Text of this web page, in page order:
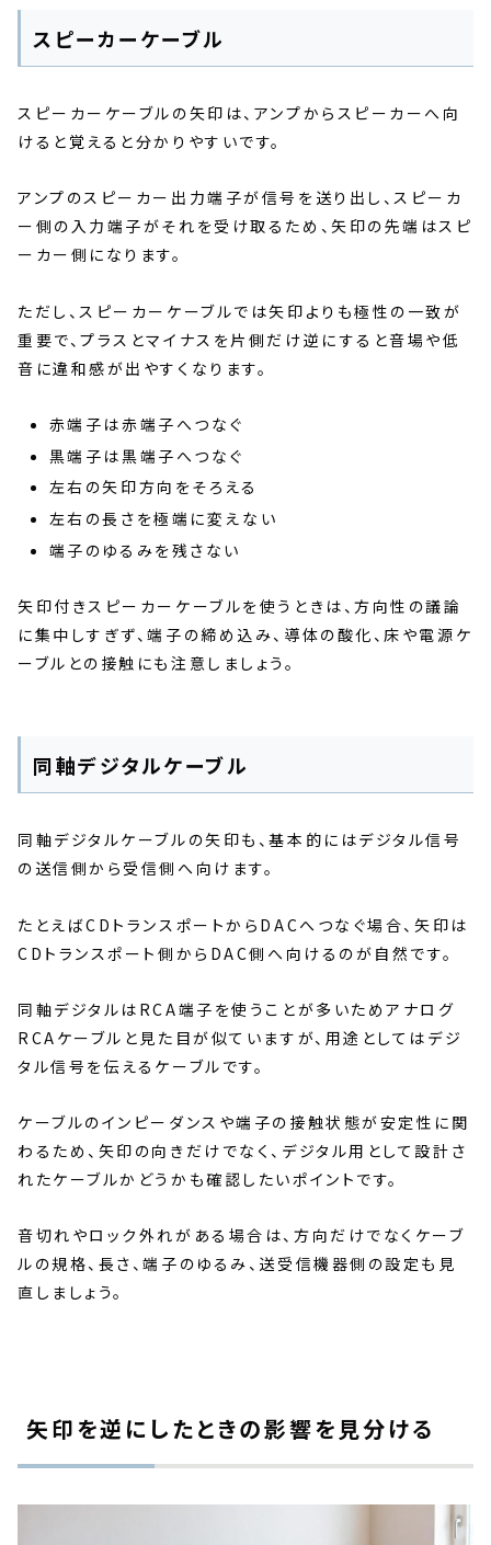
スピーカーケーブル
スピーカーケーブルの矢印は、アンプからスピーカーへ向
けると覚えると分かりやすいです。
アンプのスピーカー出力端子が信号を送り出し、スピーカ
ー側の入力端子がそれを受け取るため、矢印の先端はスピ
ーカー側になります。
ただし、スピーカーケーブルでは矢印よりも極性の一致が
重要で、プラスとマイナスを片側だけ逆にすると音場や低
音に違和感が出やすくなります。
赤端子は赤端子へつなぐ
黒端子は黒端子へつなぐ
左右の矢印方向をそろえる
左右の長さを極端に変えない
端子のゆるみを残さない
矢印付きスピーカーケーブルを使うときは、方向性の議論
に集中しすぎず、端子の締め込み、導体の酸化、床や電源ケ
ーブルとの接触にも注意しましょう。
同軸デジタルケーブル
同軸デジタルケーブルの矢印も、基本的にはデジタル信号
の送信側から受信側へ向けます。
たとえばCDトランスポートからDACへつなぐ場合、矢印は
CDトランスポート側からDAC側へ向けるのが自然です。
同軸デジタルはRCA端子を使うことが多いためアナログ
RCAケーブルと見た目が似ていますが、用途としてはデジ
タル信号を伝えるケーブルです。
ケーブルのインピーダンスや端子の接触状態が安定性に関
わるため、矢印の向きだけでなく、デジタル用として設計さ
れたケーブルかどうかも確認したいポイントです。
音切れやロック外れがある場合は、方向だけでなくケーブ
ルの規格、長さ、端子のゆるみ、送受信機器側の設定も見
直しましょう。
矢印を逆にしたときの影響を見分ける